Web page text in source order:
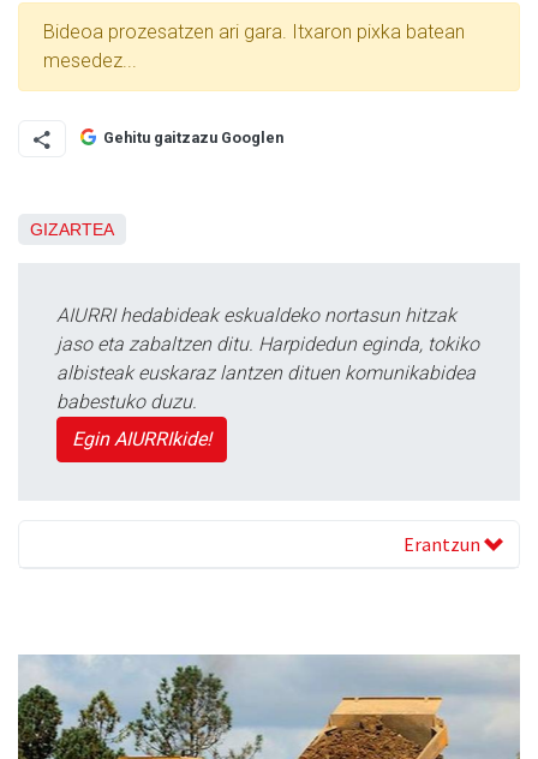
Bideoa prozesatzen ari gara. Itxaron pixka batean
mesedez...
Gehitu gaitzazu Googlen
GIZARTEA
AIURRI hedabideak eskualdeko nortasun hitzak
jaso eta zabaltzen ditu. Harpidedun eginda, tokiko
albisteak euskaraz lantzen dituen komunikabidea
babestuko duzu.
Egin AIURRIkide!
Erantzun